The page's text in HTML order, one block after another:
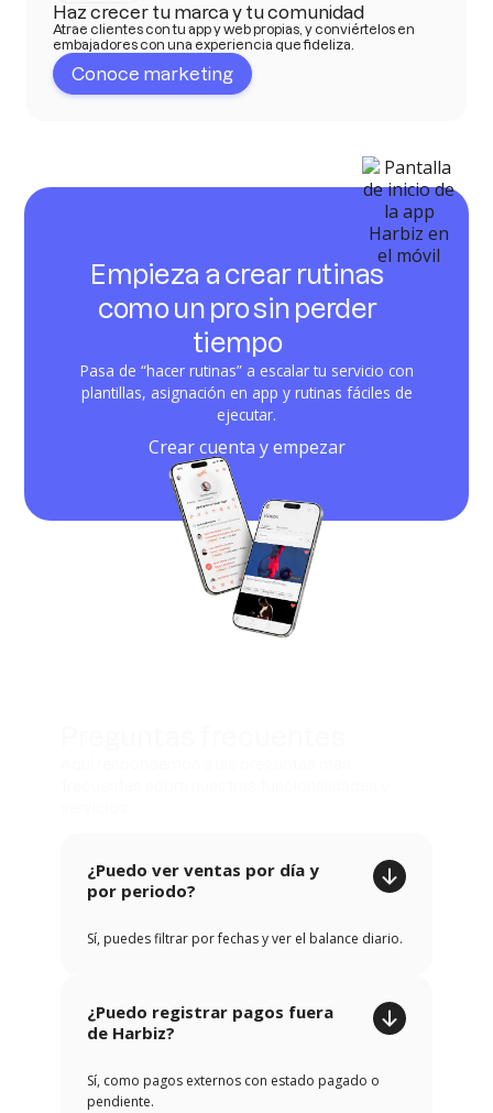
Haz crecer tu marca y tu comunidad
Atrae clientes con tu app y web propias, y conviértelos en
embajadores con una experiencia que fideliza.
Conoce marketing
Empieza a crear rutinas
como un pro sin perder
tiempo
Pasa de “hacer rutinas” a escalar tu servicio con
plantillas, asignación en app y rutinas fáciles de
ejecutar.
Crear cuenta y empezar
¿Puedo ver ventas por día y
por periodo?
Sí, puedes filtrar por fechas y ver el balance diario.
¿Puedo registrar pagos fuera
de Harbiz?
Sí, como pagos externos con estado pagado o
pendiente.